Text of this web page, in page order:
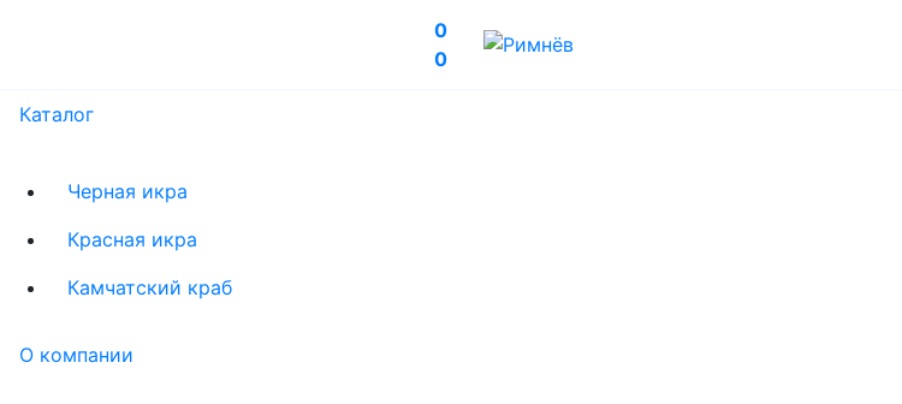
0
0
Каталог
Черная икра
Красная икра
Камчатский краб
О компании